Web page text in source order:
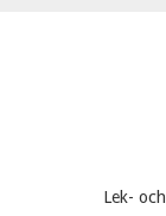
Lek-